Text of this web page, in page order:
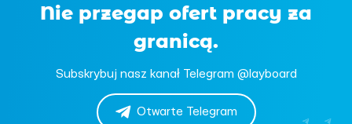
Nie przegap ofert pracy za
granicą.
Subskrybuj nasz kanał Telegram @layboard
Otwarte Telegram